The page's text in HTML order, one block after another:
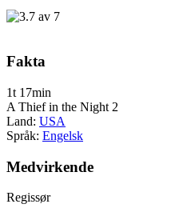
Fakta
1t 17min
A Thief in the Night 2
Land: USA
Språk: Engelsk
Medvirkende
Regissør